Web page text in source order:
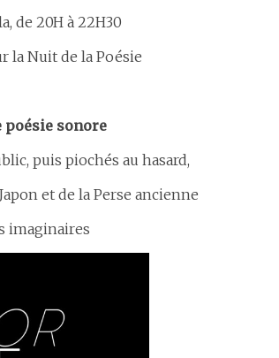
de 20H à 22H30
la Nuit de la Poésie
poésie sonore
puis piochés au hasard,
et de la Perse ancienne
imaginaires